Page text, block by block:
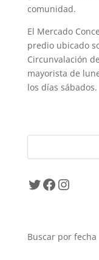
comunidad.
El Mercado
predio ubicado
Circunvalación
mayorista de
los días sábados.
Twitter
Facebook
Buscar por fecha